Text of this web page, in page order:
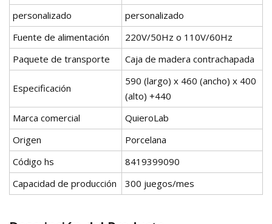
personalizado
personalizado
Fuente de alimentación
220V/50Hz o 110V/60Hz
Paquete de transporte
Caja de madera contrachapada
Especificación
590 (largo) x 460 (ancho) x 400
(alto) +440
Marca comercial
QuieroLab
Origen
Porcelana
Código hs
8419399090
Capacidad de producción
300 juegos/mes